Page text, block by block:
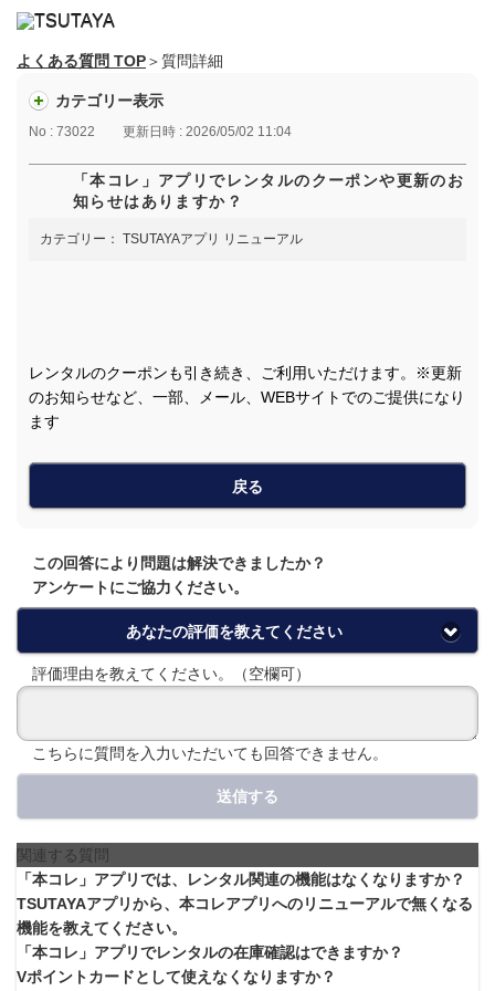
よくある質問 TOP＞質問詳細
カテゴリー表示
No : 73022 更新日時 : 2026/05/02 11:04
「本コレ」アプリでレンタルのクーポンや更新のお
知らせはありますか？
カテゴリー： TSUTAYAアプリ リニューアル
レンタルのクーポンも引き続き、ご利用いただけます。※更新
のお知らせなど、一部、メール、WEBサイトでのご提供になり
ます
戻る
この回答により問題は解決できましたか？
アンケートにご協力ください。
あなたの評価を教えてください
評価理由を教えてください。（空欄可）
こちらに質問を入力いただいても回答できません。
送信する
関連する質問
「本コレ」アプリでは、レンタル関連の機能はなくなりますか？
TSUTAYAアプリから、本コレアプリへのリニューアルで無くなる
機能を教えてください。
「本コレ」アプリでレンタルの在庫確認はできますか？
Vポイントカードとして使えなくなりますか？